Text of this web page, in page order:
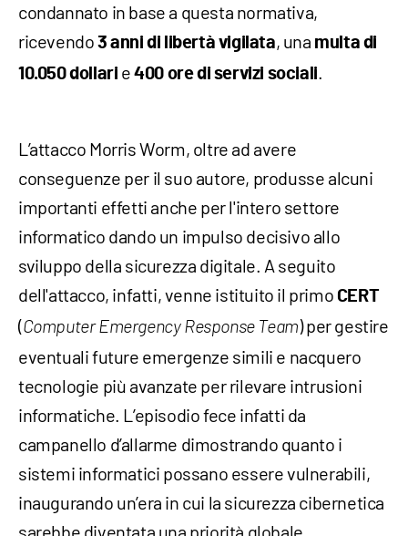
condannato in base a questa normativa,
ricevendo 3 anni di libertà vigilata, una multa di
10.050 dollari e400 ore di servizi sociali.
L’attacco Morris Worm, oltre ad avere
conseguenze per il suo autore, produsse alcuni
importanti effetti anche per l'intero settore
informatico dando un impulso decisivo allo
sviluppo della sicurezza digitale. A seguito
dell'attacco, infatti, venne istituito il primo CERT
(Computer Emergency Response Team) per gestire
eventuali future emergenze simili e nacquero
tecnologie più avanzate per rilevare intrusioni
informatiche. L’episodio fece infatti da
campanello d’allarme dimostrando quanto i
sistemi informatici possano essere vulnerabili,
inaugurando un’era in cui la sicurezza cibernetica
sarebbe diventata una priorità globale.